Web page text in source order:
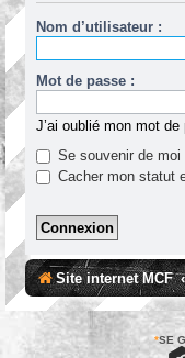
Nom d’utilisateur :
Mot de passe :
J’ai oublié mon mot de
Se souvenir de moi
Cacher mon statut
Site internet MCF
*SE